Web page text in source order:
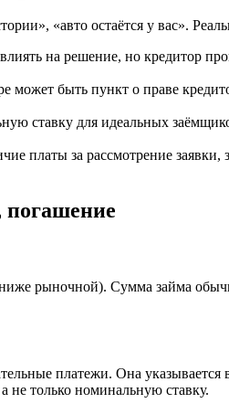
«авто остаётся у вас».
на решение, но кредитор
может быть пункт о праве
ставку для идеальных
платы за рассмотрение
рыночной). Сумма займа
платежи. Она
не только номинальную ставку.